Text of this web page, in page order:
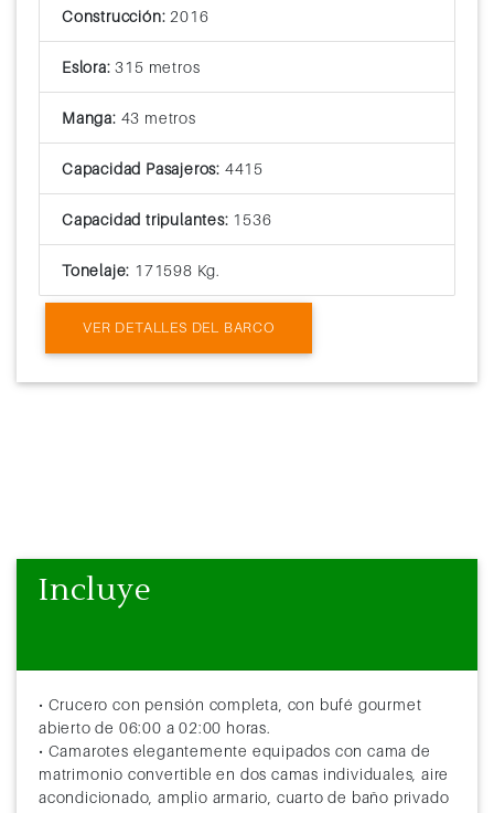
Construcción: 2016
Eslora: 315 metros
Manga: 43 metros
Capacidad Pasajeros: 4415
Capacidad tripulantes: 1536
Tonelaje: 171598 Kg.
VER DETALLES DEL BARCO
Incluye
• Crucero con pensión completa, con bufé gourmet
abierto de 06:00 a 02:00 horas.
• Camarotes elegantemente equipados con cama de
matrimonio convertible en dos camas individuales, aire
acondicionado, amplio armario, cuarto de baño privado